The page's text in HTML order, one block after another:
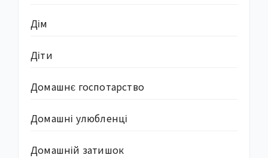
Дім
Діти
Домашнє госпотарство
Домашні улюбленці
Домашній затишок